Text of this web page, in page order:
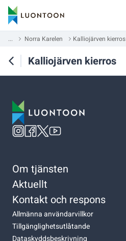
... Norra Karelen Kalliojärven kierros
Kalliojärven kierros
Om tjänsten
Aktuellt
Kontakt och respons
Allmänna användarvillkor
Tillgänglighetsutlåtande
Dataskyddsbeskrivning